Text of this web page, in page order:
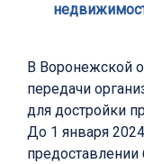
В Воронежской
передачи
для достройки
До 1 января
предоставлении